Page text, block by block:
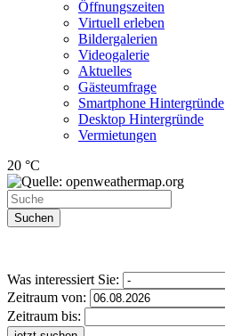
Öffnungszeiten
Virtuell erleben
Bildergalerien
Videogalerie
Aktuelles
Gästeumfrage
Smartphone Hintergründe
Desktop Hintergründe
Vermietungen
20 °C
Suchen
Was interessiert Sie:
Zeitraum von:
Zeitraum bis: